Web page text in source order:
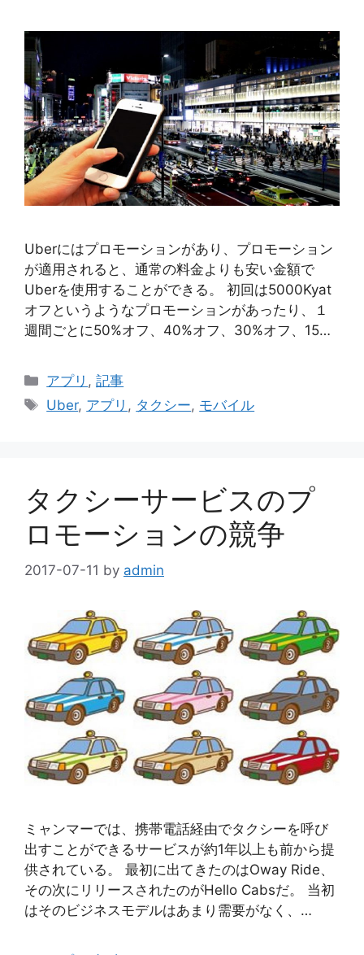
Uberにはプロモーションがあり、プロモーション
が適用されると、通常の料金よりも安い金額で
Uberを使用することができる。 初回は5000Kyat
オフというようなプロモーションがあったり、１
週間ごとに50%オフ、40%オフ、30%オフ、15…
Categories
アプリ ,記事
Tags
Uber, アプリ , タクシー, モバイル
タクシーサービスのプ
ロモーションの競争
2017-07-11 by admin
ミャンマーでは、携帯電話経由でタクシーを呼び
出すことができるサービスが約1年以上も前から提
供されている。 最初に出てきたのはOway Ride、
その次にリリースされたのがHello Cabsだ。 当初
はそのビジネスモデルはあまり需要がなく、…